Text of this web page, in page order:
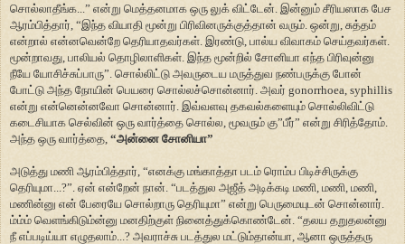
சொல்லாதீங்க...” என்று மெத்தனமாக ஒரு லுக் விட்டேன். இன்னும் சீரியஸாக பேச
ஆரம்பித்தார், “இந்த வியாதி மூன்று பிரிவினருக்குத்தான் வரும். ஒன்று, சுத்தம்
என்றால் என்னவென்றே தெரியாதவர்கள். இரண்டு, பால்ய விவாகம் செய்தவர்கள்.
மூன்றாவது, பாலியல் தொழிலாளிகள். இந்த மூன்றில் சோனியா எந்த பிரிவுன்னு
நீயே யோசிச்சுப்பாரு”. சொல்லிட்டு அவருடைய மருத்துவ நண்பருக்கு போன்
போட்டு அந்த நோயின் பெயரை சொல்லச்சொன்னார். அவர் gonorrhoea, syphillis
என்று என்னென்னவோ சொன்னார். இவ்வளவு தகவல்களையும் சொல்லிவிட்டு
கடைசியாக செல்வின் ஒரு வார்த்தை சொல்ல, மூவரும் கு”பீர்” என்று சிரித்தோம்.
அந்த ஒரு வார்த்தை, “அன்னை சோனியா”
அடுத்து மணி ஆரம்பித்தார், “எனக்கு மங்காத்தா படம் ரொம்ப பிடிச்சிருக்கு
தெரியுமா...?”. ஏன் என்றேன் நான். “படத்துல அஜீத் அடிக்கடி மணி, மணி, மணி,
மணின்னு என் பேரையே சொல்றாரு தெரியுமா” என்று பெருமையுடன் சொன்னார்.
ம்ம்ம் வெளங்கிடும்ன்னு மனதிற்குள் நினைத்துக்கொண்டேன். “தலய தறுதலன்னு
நீ எப்படிய்யா எழுதலாம்...? அவராச்சு படத்துல மட்டும்தான்யா, ஆனா ஒருத்தரு